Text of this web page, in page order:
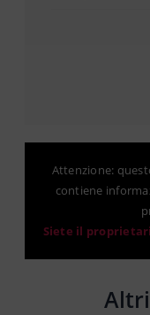
Attenzione:
contiene
Siete il